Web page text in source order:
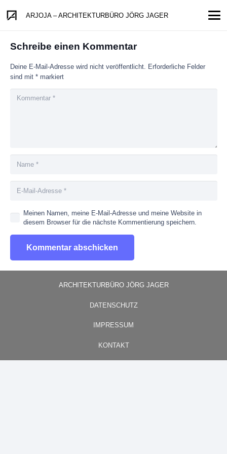
ARJOJA – ARCHITEKTURBÜRO JÖRG JAGER
Schreibe einen Kommentar
Deine E-Mail-Adresse wird nicht veröffentlicht.
Erforderliche Felder
sind mit *markiert
Meinen Namen, meine E-Mail-Adresse und meine Website in
diesem Browser für die nächste Kommentierung speichern.
Kommentar abschicken
ARCHITEKTURBÜRO JÖRG JAGER
DATENSCHUTZ
IMPRESSUM
KONTAKT